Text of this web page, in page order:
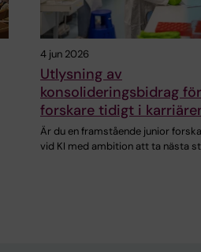
4 jun 2026
Utlysning av
konsolideringsbidrag för
forskare tidigt i
Är du en framstående junior
vid KI med ambition att ta nästa